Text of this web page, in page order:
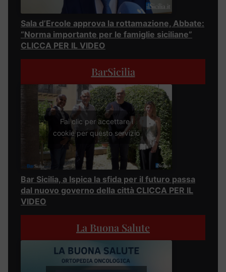
Sala d’Ercole approva la rottamazione, Abbate:
“Norma importante per le famiglie siciliane”
CLICCA PER IL VIDEO
BarSicilia
Fai clic per accettare i
cookie per questo servizio
Bar Sicilia, a Ispica la sfida per il futuro passa
dal nuovo governo della città CLICCA PER IL
VIDEO
La Buona Salute